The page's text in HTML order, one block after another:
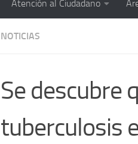
Atención al Ciudadano
NOTICIAS
Se descubre
tuberculosis